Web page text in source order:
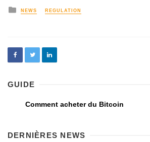
NEWS REGULATION
GUIDE
Comment acheter du Bitcoin
DERNIÈRES NEWS